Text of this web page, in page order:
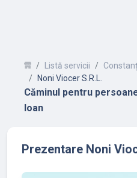
Listă servicii
Noni Viocer S.R.L.
Căminul pentru
Ioan
Prezentare Noni